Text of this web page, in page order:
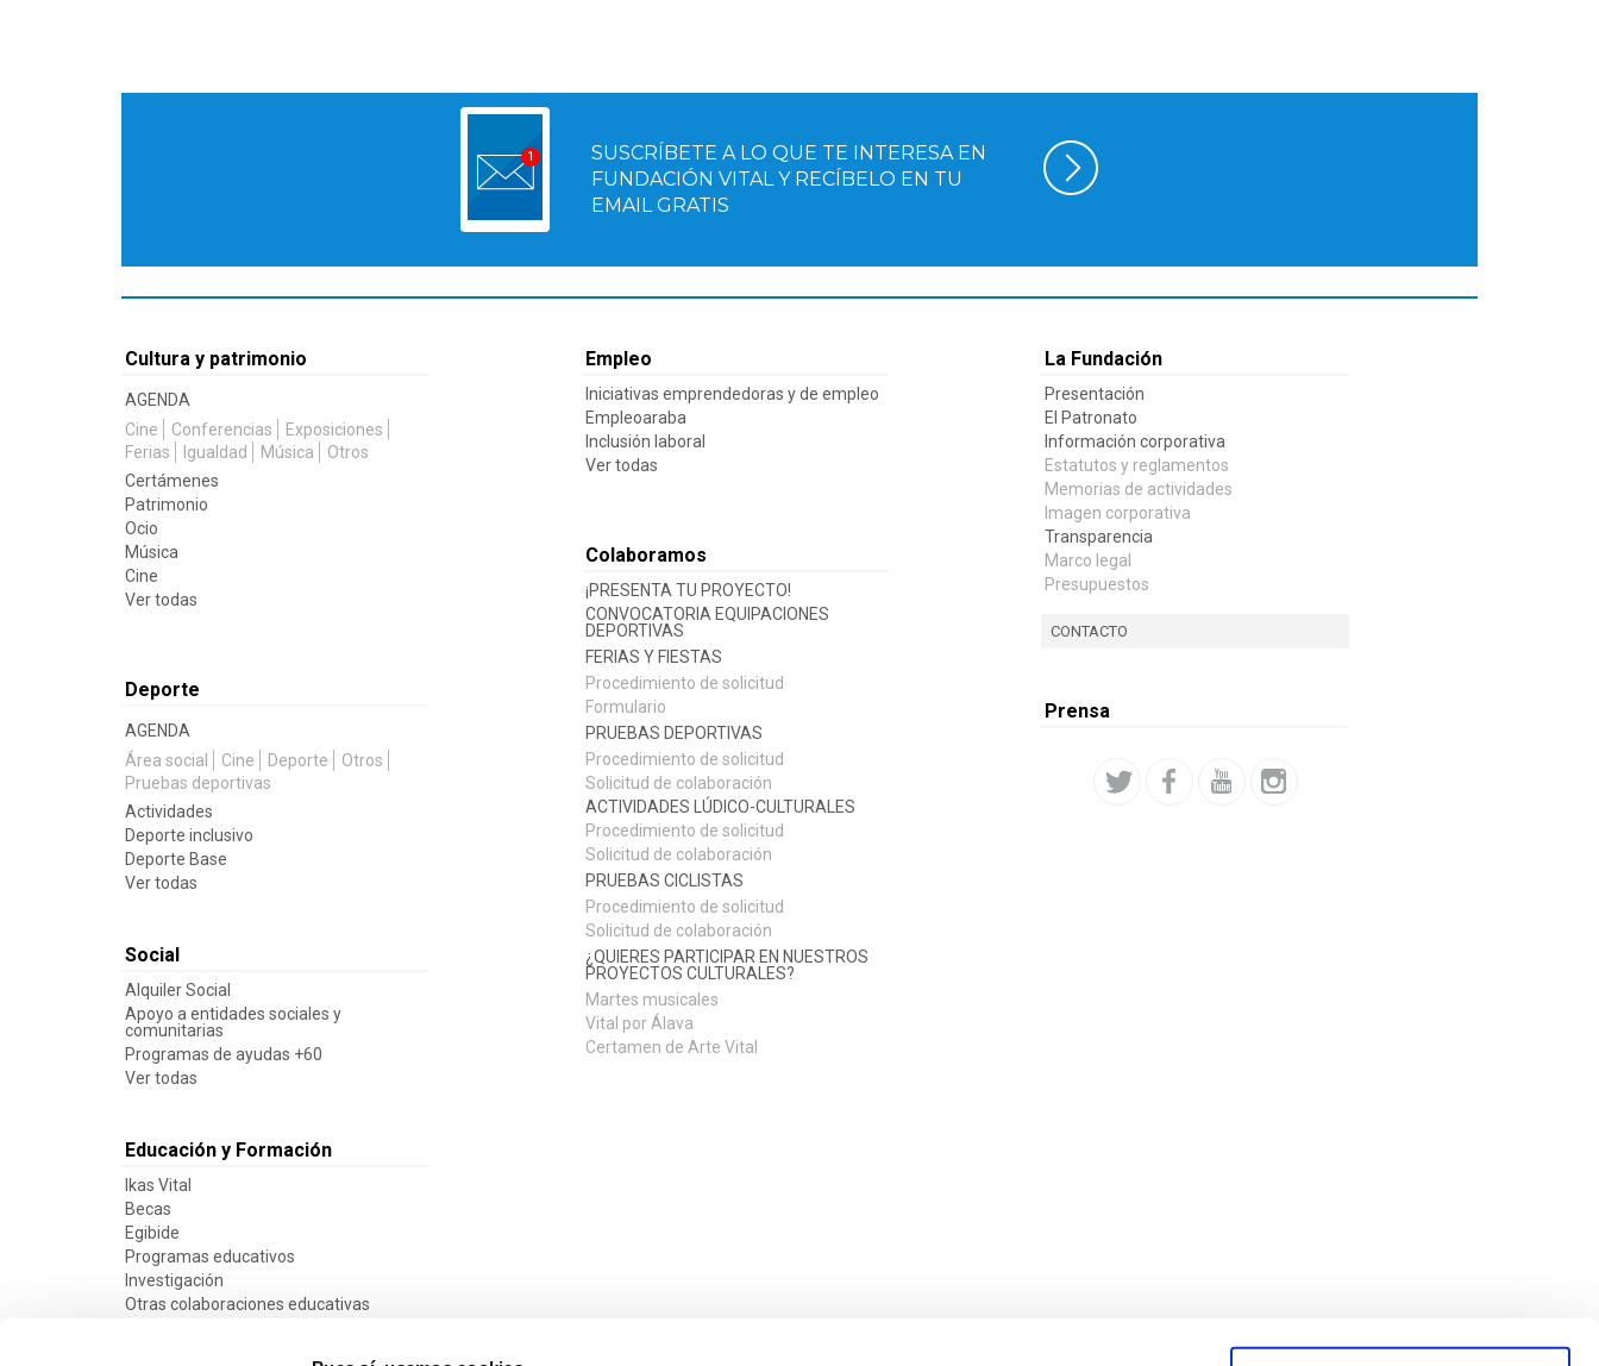
SUSCRÍBETE A LO QUE TE INTERESA EN
FUNDACIÓN VITAL Y RECÍBELO EN TU
EMAIL GRATIS
Cultura y patrimonio
AGENDA
Cine
Conferencias
Exposiciones
Ferias
Igualdad Música
Otros
Certámenes
Patrimonio
Ocio
Música
Cine
Ver todas
Deporte
AGENDA
Área social
Cine Deporte
Otros
Pruebas deportivas
Actividades
Deporte inclusivo
Deporte Base
Ver todas
Social
Alquiler Social
Apoyo a entidades sociales y
comunitarias
Programas de ayudas +60
Ver todas
Educación y Formación
Ikas Vital
Becas
Egibide
Programas educativos
Investigación
Otras colaboraciones educativas
Empleo
Iniciativas emprendedoras y de empleo
Empleoaraba
Inclusión laboral
Ver todas
Colaboramos
¡PRESENTA TU PROYECTO!
CONVOCATORIA EQUIPACIONES
DEPORTIVAS
FERIAS Y FIESTAS
Procedimiento de solicitud
Formulario
PRUEBAS DEPORTIVAS
Procedimiento de solicitud
Solicitud de colaboración
ACTIVIDADES LÚDICO-CULTURALES
Procedimiento de solicitud
Solicitud de colaboración
PRUEBAS CICLISTAS
Procedimiento de solicitud
Solicitud de colaboración
¿QUIERES PARTICIPAR EN NUESTROS
PROYECTOS CULTURALES?
Martes musicales
Vital por Álava
Certamen de Arte Vital
La Fundación
Presentación
El Patronato
Información corporativa
Estatutos y reglamentos
Memorias de actividades
Imagen corporativa
Transparencia
Marco legal
Presupuestos
CONTACTO
Prensa